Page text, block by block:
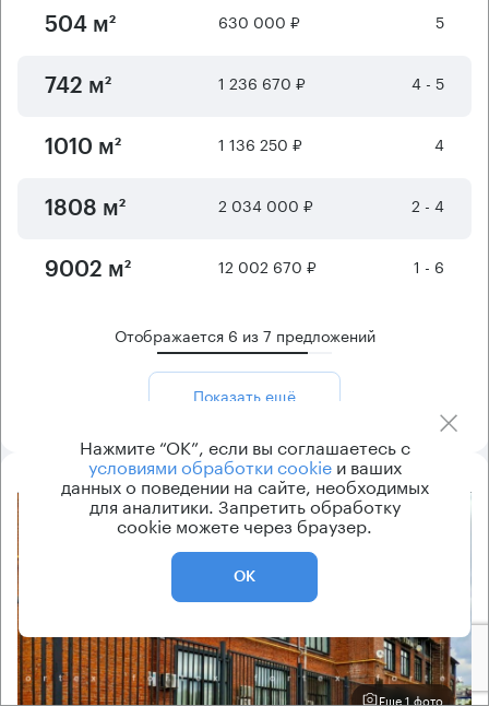
504 м² 630 000 ₽ 5
742 м² 1 236 670 ₽ 4 - 5
1010 м² 1 136 250 ₽ 4
1808 м² 2 034 000 ₽ 2 - 4
9002 м² 12 002 670 ₽ 1 - 6
Отображается 6 из7 предложений
Показать ещё
Еще 1 фото
Нажмите “ОК”, если вы соглашаетесь с
условиями обработки cookieи ваших
данных о поведении на сайте, необходимых
для аналитики. Запретить обработку
cookie можете через браузер.
ОК